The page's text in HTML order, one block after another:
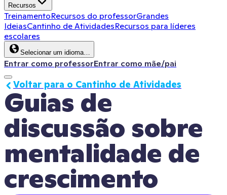
Recursos
TreinamentoRecursos do professorGrandes
IdeiasCantinho de AtividadesRecursos para líderes
escolares
Selecionar um idioma…
Entrar como professorEntrar como mãe/pai
Guias de
discussão sobre
mentalidade de
crescimento
Voltar para o Cantinho de Atividades